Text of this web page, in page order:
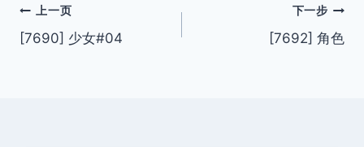
文
章
上一页
[7690] 少女#04
下一步
[7692] 角色